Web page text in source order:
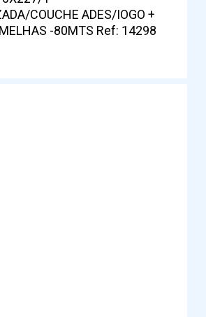
COUCHE ADES/IOGO +
-80MTS Ref: 14298